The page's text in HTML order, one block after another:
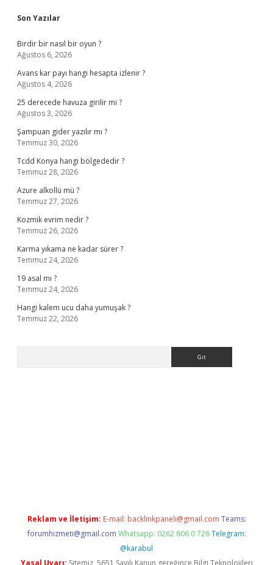
Son Yazılar
Birdir bir nasıl bir oyun ?
Ağustos 6, 2026
Avans kar payı hangi hesapta izlenir ?
Ağustos 4, 2026
25 derecede havuza girilir mi ?
Ağustos 3, 2026
Şampuan gider yazılır mı ?
Temmuz 30, 2026
Tcdd Konya hangi bölgededir ?
Temmuz 28, 2026
Azure alkollü mü ?
Temmuz 27, 2026
Kozmik evrim nedir ?
Temmuz 26, 2026
Karma yıkama ne kadar sürer ?
Temmuz 24, 2026
19 asal mı ?
Temmuz 24, 2026
Hangi kalem ucu daha yumuşak ?
Temmuz 22, 2026
Reklam ve İletişim: E-mail: backlinkpaneli@gmail.com Teams:
forumhizmeti@gmail.com Whatsapp: 0262 606 0 726 Telegram:
@karabul
Yasal Uyarı: Sitemiz, 5651 Sayılı Kanun gereğince Bilgi Teknolojileri